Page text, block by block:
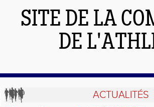
SITE DE LA
DE
ACTUALITÉS